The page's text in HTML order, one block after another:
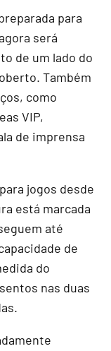
para
será
de um lado do
Também
como
VIP,
de imprensa
jogos desde
está marcada
até
de
do
nas duas